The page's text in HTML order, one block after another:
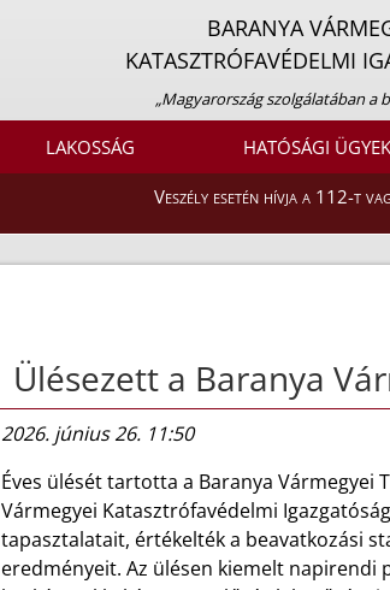
BARANYA
KATASZTRÓFAVÉDELMI
„Magyarország szolgálatában a
LAKOSSÁG HATÓSÁGI ÜGYEK
Veszély esetén hívja a 112-t
Ülésezett a Baranya
2026. június 26. 11:50
Éves ülését tartotta a Baranya Vármegyei
Vármegyei Katasztrófavédelmi
tapasztalatait, értékelték a beavatkozási
eredményeit. Az ülésen kiemelt